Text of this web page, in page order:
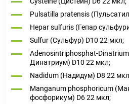
Pulsatilla pratensis
Hepar sulfuris (Гепар
Sulfur (Сульфур) D10 22 мкл;
Adenosintriphosphat-
Динатриум) D10 22 мкл;
Nadidum (Надидум) D8 22
Manganum phosphoricum
фосфорикум) D6 22 мкл;